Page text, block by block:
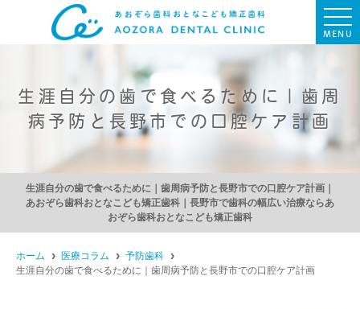
MENU
生涯自分の歯で食べるために｜歯周
病予防と長野市での口腔ケア計画
生涯自分の歯で食べるために｜歯周病予防と長野市での口腔ケア計画｜
あおぞら歯科おとなこども矯正歯科｜長野市で歯科の幅広い治療ならあ
おぞら歯科おとなこども矯正歯科
ホーム 医療コラム
予防歯科
生涯自分の歯で食べるために｜歯周病予防と長野市での口腔ケア計画